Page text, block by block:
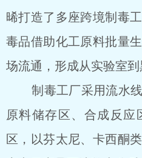
晞打造了多座跨境制毒
毒品借助化工原料批量
场流通，形成从实验室到
制毒工厂采用流水线
原料储存区、合成反应
区，以芬太尼、卡西酮